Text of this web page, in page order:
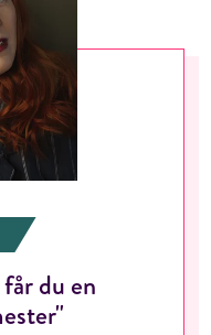
du en